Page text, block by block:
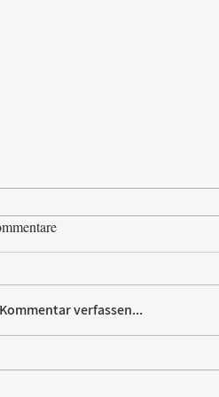
Villeroy & Boch erhält SBTi-
Kommentar verfassen...